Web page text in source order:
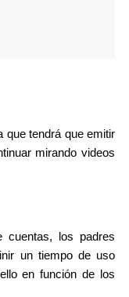
que tendrá que emitir
mirando videos
cuentas, los padres
un tiempo de uso
en función de los